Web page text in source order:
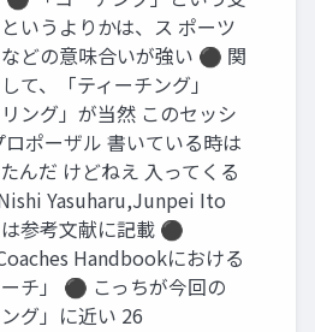
いうよりかは、ス ポーツ
どの意味合いが強い ⚫ 関
て、「ティーチング」
リング」が当然 このセッシ
ロポーザル 書いている時は
んだ けどねえ 入ってくる
Yasuharu,Junpei Ito
参考文献に記載 ⚫
Handbookにおける
ーチ」 ⚫ こっちが今回の
ング」に近い 26